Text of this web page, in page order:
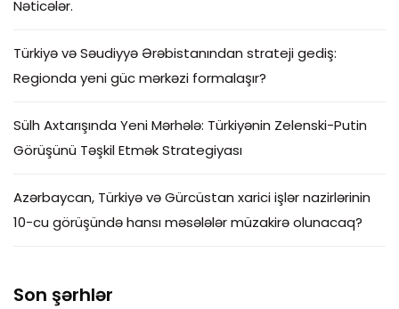
Nəticələr.
Türkiyə və Səudiyyə Ərəbistanından strateji gediş:
Regionda yeni güc mərkəzi formalaşır?
Sülh Axtarışında Yeni Mərhələ: Türkiyənin Zelenski-Putin
Görüşünü Təşkil Etmək Strategiyası
Azərbaycan, Türkiyə və Gürcüstan xarici işlər nazirlərinin
10-cu görüşündə hansı məsələlər müzakirə olunacaq?
Son şərhlər